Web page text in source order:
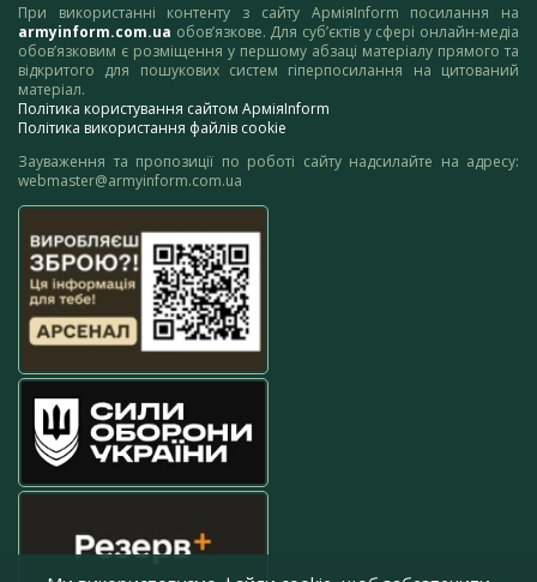
При використанні контенту з сайту АрміяInform посилання на
armyinform.com.ua обов’язкове. Для суб’єктів у сфері онлайн-медіа
обов’язковим є розміщення у першому абзаці матеріалу прямого та
відкритого для пошукових систем гіперпосилання на цитований
матеріал.
Політика користування сайтом АрміяInform
Політика використання файлів cookie
Зауваження та пропозиції по роботі сайту надсилайте на адресу:
webmaster@armyinform.com.ua